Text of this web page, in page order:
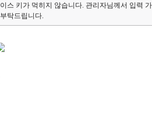
이스 키가 먹히지 않습니다. 관리자님께서 입력
부탁드립니다.